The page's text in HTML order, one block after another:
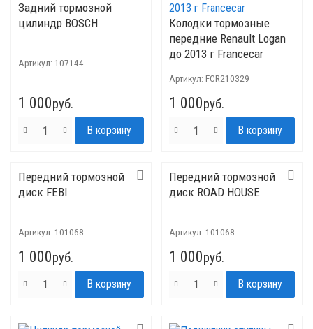
Задний тормозной
цилиндр BOSCH
Артикул: 107144
1 000руб.
Колодки тормозные
передние Renault Logan
до 2013 г Francecar
Артикул: FCR210329
1 000руб.
Передний тормозной
диск FEBI
Артикул: 101068
1 000руб.
Передний тормозной
диск ROAD HOUSE
Артикул: 101068
1 000руб.